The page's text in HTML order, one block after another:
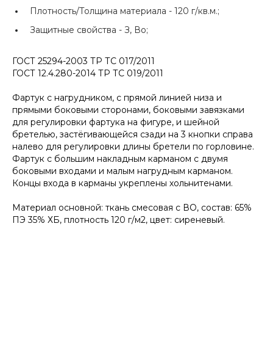
Плотность/Толщина материала - 120 г/кв.м.;
Защитные свойства - З, Во;
ГОСТ 25294-2003 ТР ТС 017/2011
ГОСТ 12.4.280-2014 ТР ТС 019/2011
Фартук с нагрудником, с прямой линией низа и
прямыми боковыми сторонами, боковыми завязками
для регулировки фартука на фигуре, и шейной
бретелью, застёгивающейся сзади на 3 кнопки справа
налево для регулировки длины бретели по горловине.
Фартук с большим накладным карманом с двумя
боковыми входами и малым нагрудным карманом.
Концы входа в карманы укреплены хольнитенами.
Материал основной: ткань смесовая с ВО, состав: 65%
ПЭ 35% ХБ, плотность 120 г/м2, цвет: сиреневый.